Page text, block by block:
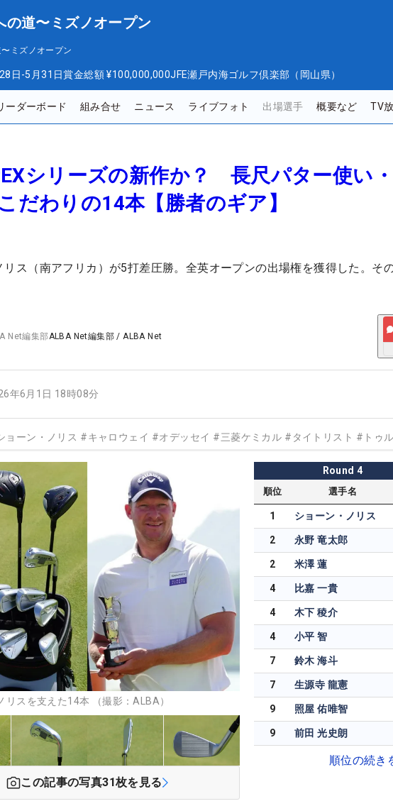
の道〜ミズノオープン
ミズノオープン
日-5月31日賞金総額 ¥100,000,000JFE瀬戸内海ゴルフ倶楽部（岡山県）
ーダーボード 組み合せ ニュース ライブフォト 出場選手 概要など TV
シリーズの新作か？ 長尺パター使い
だわりの14本【勝者のギア】
リス（南アフリカ）が5打差圧勝。全英オープンの出場権を獲得した。そ
Net編集部ALBA Net編集部 /ALBA Net
年6月1日 18時08分
ョーン・ノリス #キャロウェイ #オデッセイ #三菱ケミカル # タイトリスト # トゥ
リスを支えた14本 （撮影：ALBA）
この記事の写真31枚を見る
Round 4
順位 選手名
1 ショーン・ノリス
2 永野 竜太郎
2 米澤 蓮
4 比嘉 一貴
4 木下 稜介
4 小平 智
7 鈴木 海斗
7 生源寺 龍憲
9 照屋 佑唯智
9 前田 光史朗
順位の続き